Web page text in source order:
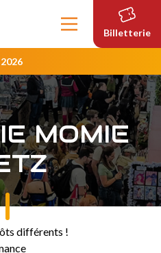
Billetterie
MOMIE
différents !